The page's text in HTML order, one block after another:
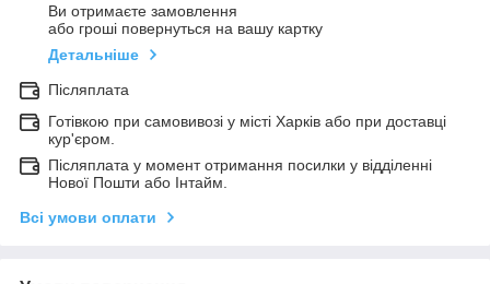
Ви отримаєте замовлення
або гроші повернуться на вашу картку
Детальніше
Післяплата
Готівкою при самовивозі у місті Харків або при доставці
кур'єром.
Післяплата у момент отримання посилки у відділенні
Нової Пошти або Інтайм.
Всі умови оплати